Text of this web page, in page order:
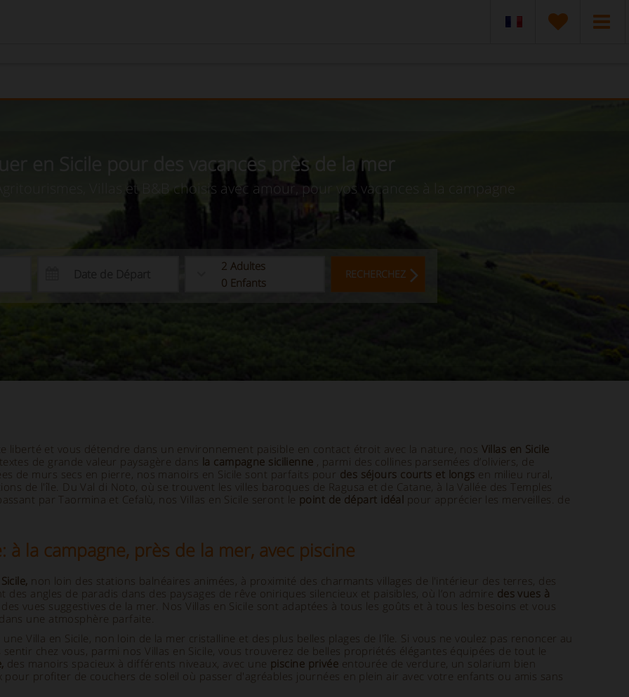
en Sicile pour des vacances près de la mer
Villas et B&B choisis avec amour, pour vos vacances à la campagne
2 Adultes
0 Enfants
RECHERCHEZ
liberté et vous détendre dans un environnement paisible en contact étroit avec la nature, nos Villas en Sicile
de grande valeur paysagère dans la campagne sicilienne , parmi des collines parsemées d’oliviers, de
de murs secs en pierre, nos manoirs en Sicile sont parfaits pour des séjours courts et longs en milieu rural,
de l'île. Du Val di Noto, où se trouvent les villes baroques de Ragusa et de Catane, à la Vallée des Temples
par Taormina et Cefalù, nos Villas en Sicile seront le point de départ idéal pour apprécier les merveilles. de
à la campagne, près de la mer, avec piscine
non loin des stations balnéaires animées, à proximité des charmants villages de l'intérieur des terres, des
angles de paradis dans des paysages de rêve oniriques silencieux et paisibles, où l’on admire des vues à
vues suggestives de la mer. Nos Villas en Sicile sont adaptées à tous les goûts et à tous les besoins et vous
une atmosphère parfaite.
Villa en Sicile, non loin de la mer cristalline et des plus belles plages de l'île. Si vous ne voulez pas renoncer au
chez vous, parmi nos Villas en Sicile, vous trouverez de belles propriétés élégantes équipées de tout le
des manoirs spacieux à différents niveaux, avec une piscine privée entourée de verdure, un solarium bien
profiter de couchers de soleil où passer d'agréables journées en plein air avec votre enfants ou amis sans